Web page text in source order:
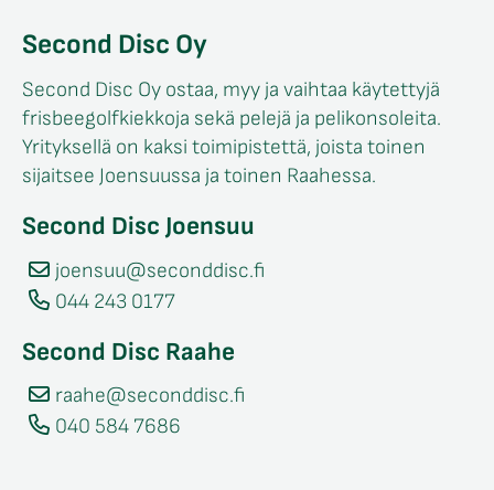
Second Disc Oy
Second Disc Oy ostaa, myy ja vaihtaa käytettyjä
frisbeegolfkiekkoja sekä pelejä ja pelikonsoleita.
Yrityksellä on kaksi toimipistettä, joista toinen
sijaitsee Joensuussa ja toinen Raahessa.
Second Disc Joensuu
joensuu@seconddisc.fi
044 243 0177
Second Disc Raahe
raahe@seconddisc.fi
040 584 7686